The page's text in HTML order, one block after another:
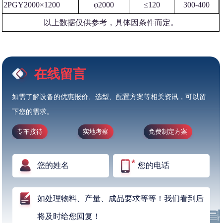
2PGY2000×1200 φ2000 ≤120 300-400
以上数据仅供参考，具体因条件而定。
在线留言
如需了解设备的优惠报价、选型、配置方案等相关资讯，可以留
下您的需求。
专车接待 实地考察 免费制定方案